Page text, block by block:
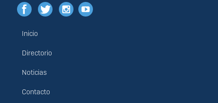
Menú
principal
Inicio
Directorio
Noticias
Contacto